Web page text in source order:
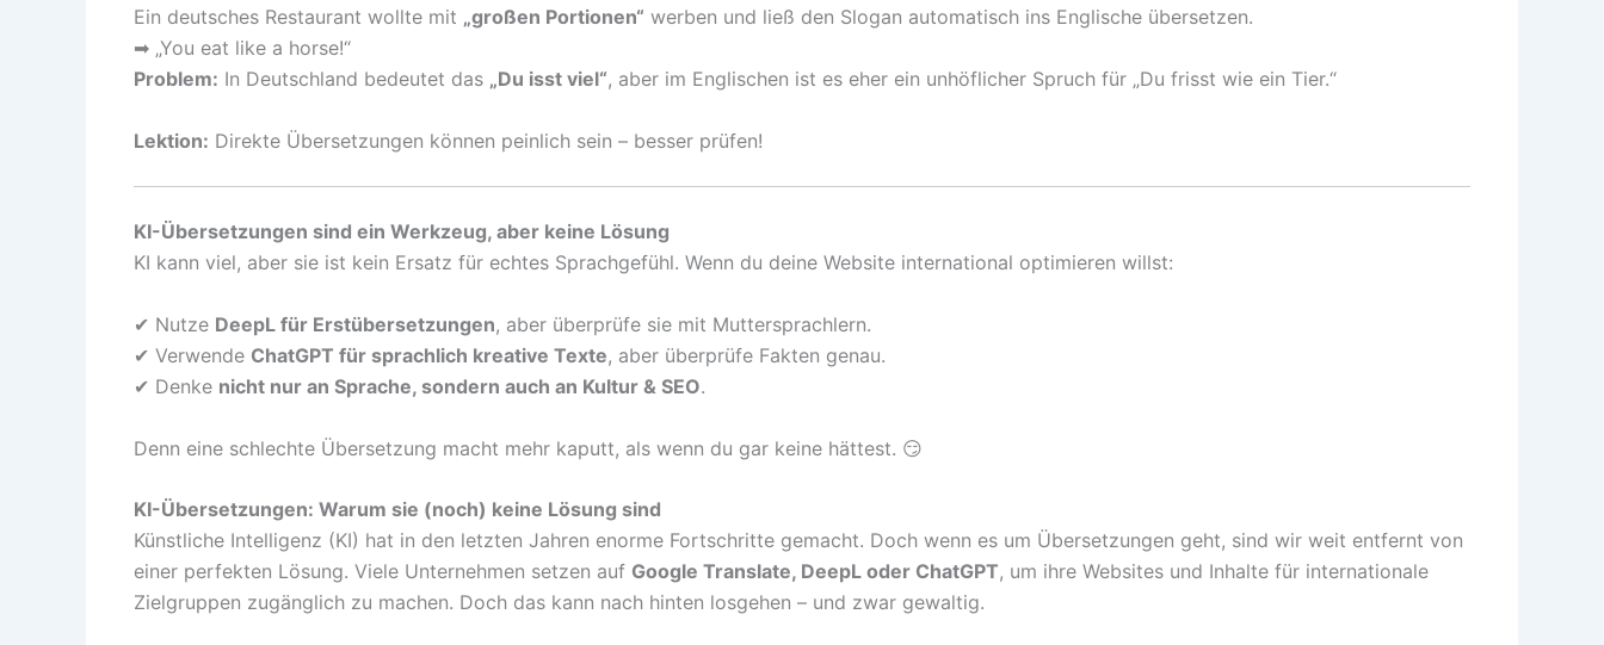
Ein deutsches Restaurant wollte mit „großen Portionen“ werben und ließ den Slogan automatisch ins Englische übersetzen.
➡ „You eat like a horse!“
Problem: In Deutschland bedeutet das „Du isst viel“, aber im Englischen ist es eher ein unhöflicher Spruch für „Du frisst wie ein Tier.“
Lektion: Direkte Übersetzungen können peinlich sein – besser prüfen!
KI-Übersetzungen sind ein Werkzeug, aber keine Lösung
KI kann viel, aber sie ist kein Ersatz für echtes Sprachgefühl. Wenn du deine Website international optimieren willst:
✔ Nutze DeepL für Erstübersetzungen, aber überprüfe sie mit Muttersprachlern.
✔ Verwende ChatGPT für sprachlich kreative Texte, aber überprüfe Fakten genau.
✔ Denke nicht nur an Sprache, sondern auch an Kultur & SEO.
Denn eine schlechte Übersetzung macht mehr kaputt, als wenn du gar keine hättest. 😏
KI-Übersetzungen: Warum sie (noch) keine Lösung sind
Künstliche Intelligenz (KI) hat in den letzten Jahren enorme Fortschritte gemacht. Doch wenn es um Übersetzungen geht, sind wir weit entfernt von
einer perfekten Lösung. Viele Unternehmen setzen auf Google Translate, DeepL oder ChatGPT, um ihre Websites und Inhalte für internationale
Zielgruppen zugänglich zu machen. Doch das kann nach hinten losgehen – und zwar gewaltig.